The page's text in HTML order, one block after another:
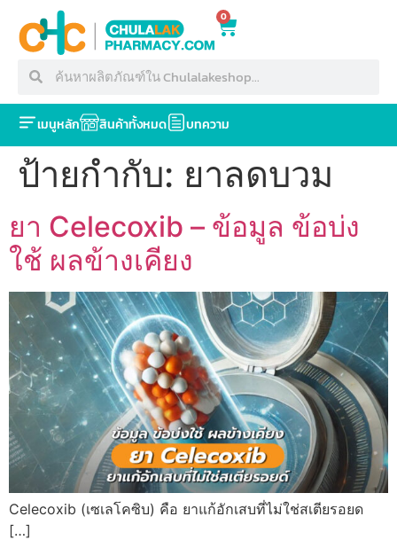
0
เมนูหลัก สินค้าทั้งหมด บทความ
ป้ายกำกับ: ยาลดบวม
ยา Celecoxib – ข้อมูล ข้อบ่ง
ใช้ ผลข้างเคียง
Celecoxib (เซเลโคซิบ) คือ ยาแก้อักเสบที่ไม่ใช่สเตียรอยด
[…]